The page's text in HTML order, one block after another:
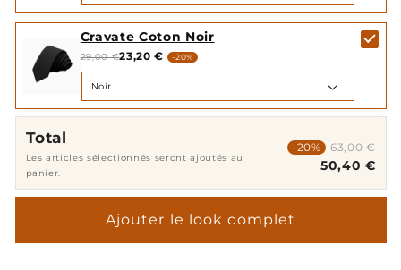
Cravate Coton Noir
29,00 €23,20 € -20%
Total
Les articles sélectionnés seront ajoutés au
panier.
-20% 63,00 €
50,40 €
Ajouter le look complet